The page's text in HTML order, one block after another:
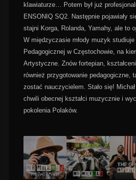
klawiaturze… Potem był już
ENSONIQ SQ2. Następnie pojawiały
stajni Korga, Rolanda, Yamahy, ale to
W międzyczasie młody muzyk
Pedagogicznej w Częstochowie, na
Artystyczne. Znów fortepian,
również przygotowanie pedagogiczne,
zostać nauczycielem. Stało się!
chwili obecnej kształci muzycznie i
pokolenia Polaków.